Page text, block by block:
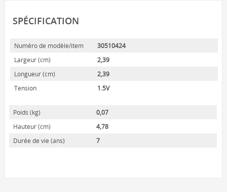
BLOC MURALS ET MINUTERIES
SUNBEAM
MIGHTYBULB
ENVIRO-BULB
HOME LUMINAIRE OUTDOOR
L'IMAGE MAISON
A PROPOS
SPÉCIFICATION
Numéro de modèle/item
30510424
Largeur (cm)
2,39
Longueur (cm)
2,39
Tension
1.5V
Poids (kg)
0,07
Hauteur (cm)
4,78
Durée de vie (ans)
7